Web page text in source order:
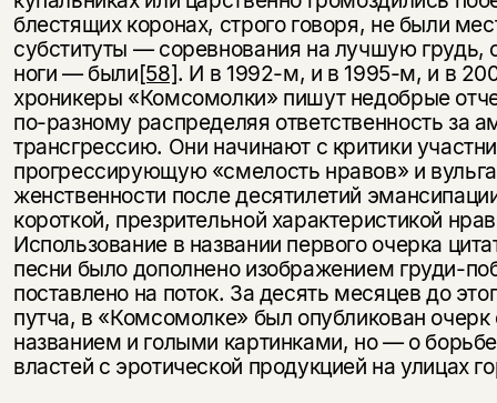
блестящих коронах, строго говоря, не были
субституты — соревнования на лучшую грудь,
ноги — были[58]. И в 1992-м, и в 1995-м, и в
хроникеры «Комсомолки» пишут недобрые
по-разному распределяя ответственность за
трансгрессию. Они начинают с критики
прогрессирующую «смелость нравов» и
женственности после десятилетий
короткой, презрительной характеристикой
Использование в названии первого очерка
песни было дополнено изображением груди-
поставлено на поток. За десять месяцев до
путча, в «Комсомолке» был опубликован
названием и голыми картинками, но — о
властей с эротической продукцией на улицах